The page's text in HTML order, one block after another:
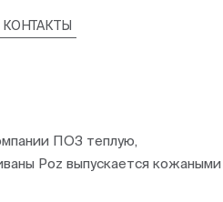
КОНТАКТЫ
ПОЗ теплую,
Poz выпускается кожаными